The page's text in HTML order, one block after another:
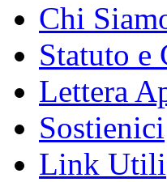
Chi
Statuto e
Lettera
Sostienici
Link Utili